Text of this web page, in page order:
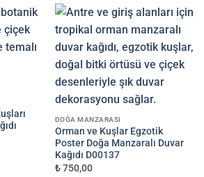
DOĞA MANZARASI
Orman ve Kuşlar Egzotik
Poster Doğa Manzaralı Duvar
Kağıdı D00137
₺ 750,00